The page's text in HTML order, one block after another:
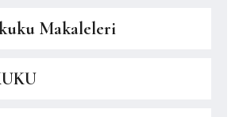
Makaleleri